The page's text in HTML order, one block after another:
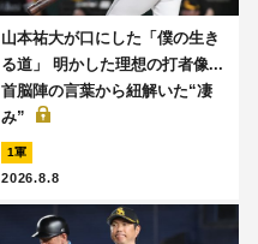
山本祐大が口にした「僕の生き
る道」 明かした理想の打者像...
首脳陣の言葉から紐解いた“凄
み”
1軍
2026.8.8